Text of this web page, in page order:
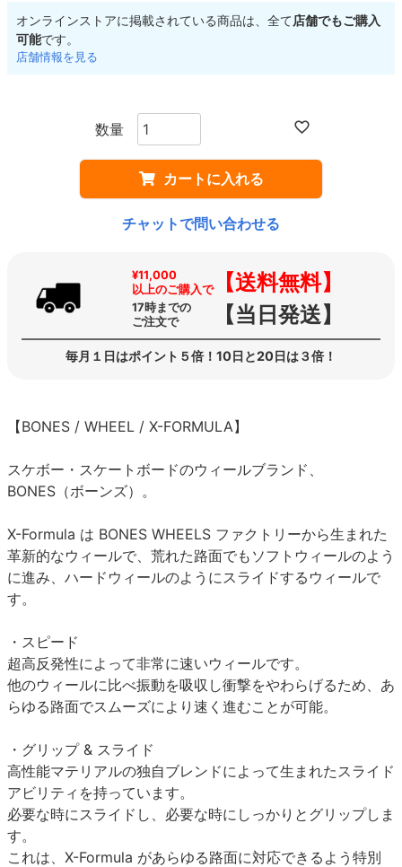
オンラインストアに掲載されている商品は、全て店舗でもご購入
可能です。
店舗情報を見る
カートに入れる
チャットで問い合わせる
¥11,000
以上のご購入で【送料無料】
17時までの
ご注文で
【当日発送】
毎月１日はポイント５倍！10日と20日は３倍！
【BONES / WHEEL / X-FORMULA】
スケボー・スケートボードのウィールブランド、
BONES（ボーンズ）。
X-Formula は BONES WHEELS ファクトリーから生まれた
革新的なウィールで、荒れた路面でもソフトウィールのよう
に進み、ハードウィールのようにスライドするウィールで
す。
・スピード
超高反発性によって非常に速いウィールです。
他のウィールに比べ振動を吸収し衝撃をやわらげるため、あ
らゆる路面でスムーズにより速く進むことが可能。
・グリップ & スライド
高性能マテリアルの独自ブレンドによって生まれたスライド
アビリティを持っています。
必要な時にスライドし、必要な時にしっかりとグリップしま
す。
これは、X-Formula があらゆる路面に対応できるよう特別